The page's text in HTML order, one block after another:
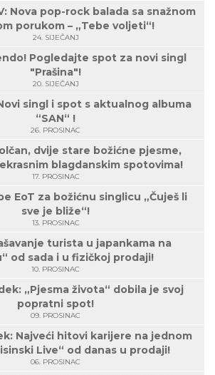
Nova pop-rock balada sa snažnom
porukom – „Tebe voljeti“!
24. SIJEČANJ
Pogledajte spot za novi singl
"Prašina"!
20. SIJEČANJ
Novi singl i spot s aktualnog albuma
“SAN“ !
26. PROSINAC
dvije stare božićne pjesme,
blagdanskim spotovima!
17. PROSINAC
EoT za božićnu singlicu „Čuješ li
sve je bliže“!
13. PROSINAC
turista u japankama na
od sada i u fizičkoj prodaji!
10. PROSINAC
„Pjesma života“ dobila je svoj
popratni spot!
09. PROSINAC
Najveći hitovi karijere na jednom
Live“ od danas u prodaji!
06. PROSINAC